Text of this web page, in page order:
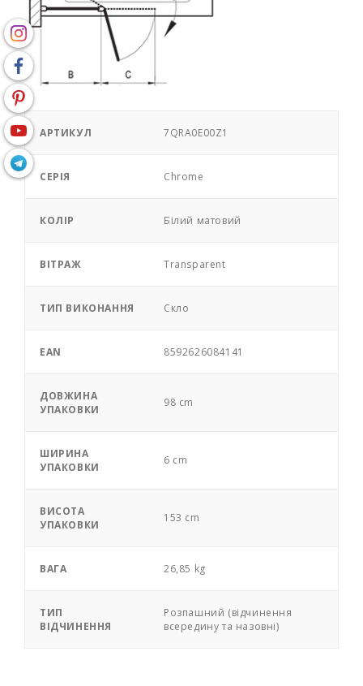
АРТИКУЛ 7QRA0E00Z1
СЕРІЯ Chrome
КОЛІР Білий матовий
ВІТРАЖ Transparent
ТИП ВИКОНАННЯ Скло
EAN 8592626084141
ДОВЖИНА
УПАКОВКИ
98 cm
ШИРИНА
УПАКОВКИ
6 cm
ВИСОТА
УПАКОВКИ
153 cm
ВАГА 26,85 kg
ТИП
ВІДЧИНЕННЯ
Розпашний (відчинення
всередину та назовні)